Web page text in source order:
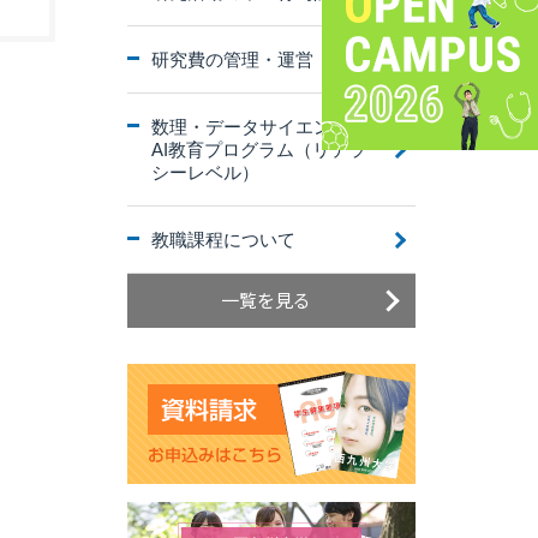
研究費の管理・運営
数理・データサイエンス・
AI教育プログラム（リテラ
シーレベル）
教職課程について
一覧を見る